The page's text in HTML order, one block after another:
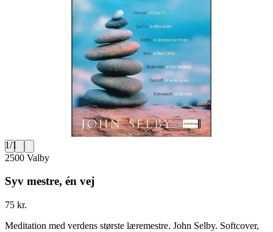
1/1
2500 Valby
Syv mestre, én vej
75 kr.
Meditation med verdens største læremestre. John Selby. Softcover,